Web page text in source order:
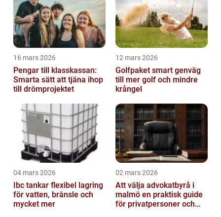
16 mars 2026
Pengar till klasskassan:
Smarta sätt att tjäna ihop
till drömprojektet
12 mars 2026
Golfpaket smart genväg
till mer golf och mindre
krångel
04 mars 2026
Ibc tankar flexibel lagring
för vatten, bränsle och
mycket mer
02 mars 2026
Att välja advokatbyrå i
malmö en praktisk guide
för privatpersoner och